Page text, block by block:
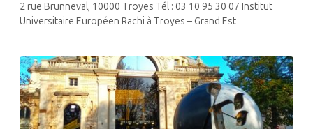
2 rue Brunneval, 10000 Troyes Tél : 03 10 95 30 07 Institut
Universitaire Européen Rachi à Troyes – Grand Est